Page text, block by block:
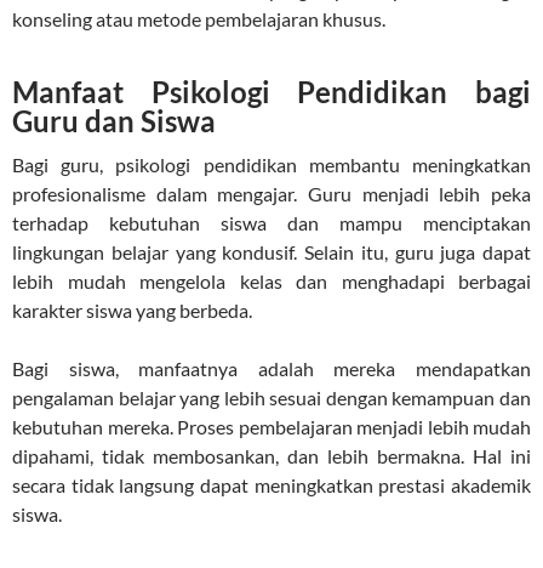
konseling atau metode pembelajaran khusus.
Manfaat Psikologi Pendidikan bagi
Guru dan Siswa
Bagi guru, psikologi pendidikan membantu meningkatkan
profesionalisme dalam mengajar. Guru menjadi lebih peka
terhadap kebutuhan siswa dan mampu menciptakan
lingkungan belajar yang kondusif. Selain itu, guru juga dapat
lebih mudah mengelola kelas dan menghadapi berbagai
karakter siswa yang berbeda.
Bagi siswa, manfaatnya adalah mereka mendapatkan
pengalaman belajar yang lebih sesuai dengan kemampuan dan
kebutuhan mereka. Proses pembelajaran menjadi lebih mudah
dipahami, tidak membosankan, dan lebih bermakna. Hal ini
secara tidak langsung dapat meningkatkan prestasi akademik
siswa.